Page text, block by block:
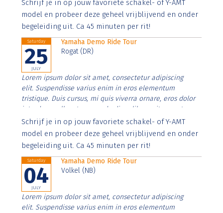
imperdiet. Nunc ut sem vitae risus tristique posuere.
Schrijf je in op jouw favoriete schakel- of Y-AMT
model en probeer deze geheel vrijblijvend en onder
begeleiding uit. Ca 45 minuten per rit!
Saturday
25
JULY
Yamaha Demo Ride Tour
Rogat (DR)
Lorem ipsum dolor sit amet, consectetur adipiscing
elit. Suspendisse varius enim in eros elementum
tristique. Duis cursus, mi quis viverra ornare, eros dolor
interdum nulla, ut commodo diam libero vitae erat.
Aenean faucibus nibh et justo cursus id rutrum lorem
imperdiet. Nunc ut sem vitae risus tristique posuere.
Schrijf je in op jouw favoriete schakel- of Y-AMT
model en probeer deze geheel vrijblijvend en onder
begeleiding uit. Ca 45 minuten per rit!
Saturday
04
JULY
Yamaha Demo Ride Tour
Volkel (NB)
Lorem ipsum dolor sit amet, consectetur adipiscing
elit. Suspendisse varius enim in eros elementum